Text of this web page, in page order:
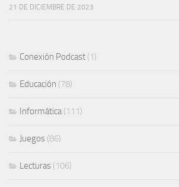
21 DE DICIEMBRE DE 2023
Conexión Podcast (1)
Educación (78)
Informática(111)
Juegos (86)
Lecturas (106)